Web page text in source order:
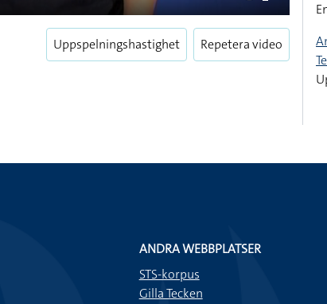
Enter
fullscreen
Uppspelningshastighet Repetera video
ANDRA WEBBPLATSER
STS-korpus
Gilla Tecken